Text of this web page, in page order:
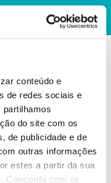
conteúdo e
de redes sociais e
partilhamos
do site com os
de publicidade e de
outras informações
estes a partir da sua
Concorda com os